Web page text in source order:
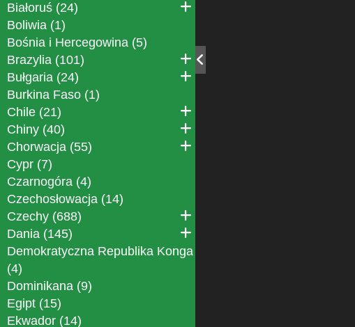
Białoruś (24)
Boliwia (1)
Bośnia i Hercegowina (5)
Brazylia (101)
Bułgaria (24)
Burkina Faso (1)
Chile (21)
Chiny (40)
Chorwacja (55)
Cypr (7)
Czarnogóra (4)
Czechosłowacja (14)
Czechy (688)
Dania (145)
Demokratyczna Republika Konga
(4)
Dominikana (9)
Egipt (15)
Ekwador (14)